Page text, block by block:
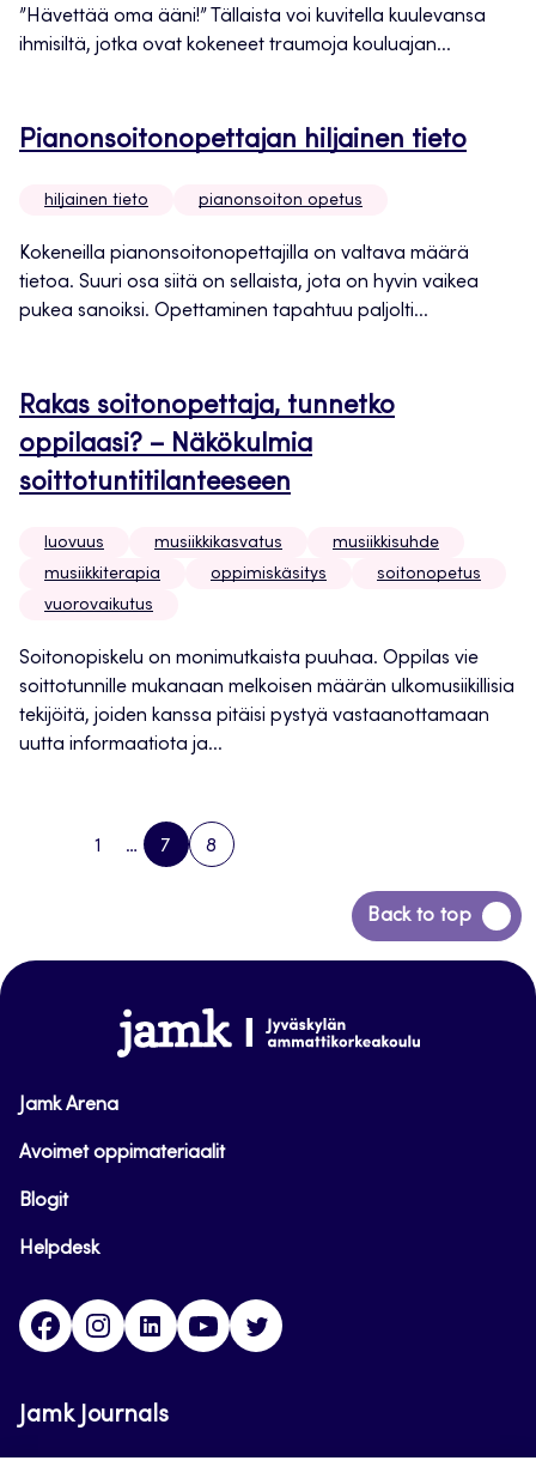
”Hävettää oma ääni!” Tällaista voi kuvitella kuulevansa
ihmisiltä, jotka ovat kokeneet traumoja kouluajan...
Pianonsoitonopettajan hiljainen tieto
hiljainen tieto pianonsoiton opetus
Kokeneilla pianonsoitonopettajilla on valtava määrä
tietoa. Suuri osa siitä on sellaista, jota on hyvin vaikea
pukea sanoiksi. Opettaminen tapahtuu paljolti...
Rakas soitonopettaja, tunnetko
oppilaasi? – Näkökulmia
soittotuntitilanteeseen
luovuus musiikkikasvatus
musiikkisuhde
musiikkiterapia
oppimiskäsitys
soitonopetus
vuorovaikutus
Soitonopiskelu on monimutkaista puuhaa. Oppilas vie
soittotunnille mukanaan melkoisen määrän ulkomusiikillisia
tekijöitä, joiden kanssa pitäisi pystyä vastaanottamaan
uutta informaatiota ja...
PAGE
1
…
PAGE
7
PAGE
8
Back to top
Siirry
takaisin
www.jamk.fi
Jamk Arena
Avoimet oppimateriaalit
Blogit
Helpdesk
FacebookInstagram
LinkedInYoutube
Jamk Journals